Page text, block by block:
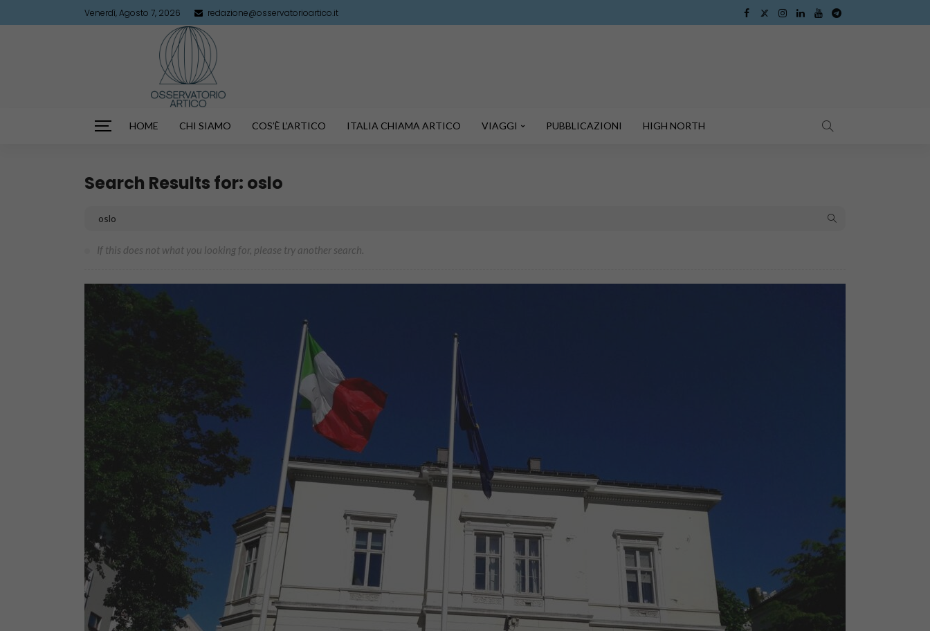
Venerdì, Agosto 7, 2026 redazione@osservatorioartico.it
HOME CHI SIAMO COS’È L’ARTICO ITALIA CHIAMA ARTICO VIAGGI PUBBLICAZIONI HIGH NORTH
Search Results for: oslo
If this does not what you looking for, please try another search.